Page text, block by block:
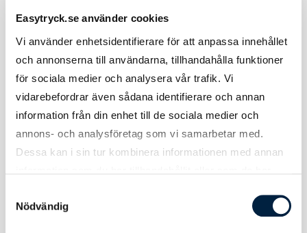
Easytryck.se använder cookies
Vi använder enhetsidentifierare för att anpassa innehållet
och annonserna till användarna, tillhandahålla funktioner
för sociala medier och analysera vår trafik. Vi
vidarebefordrar även sådana identifierare och annan
information från din enhet till de sociala medier och
annons- och analysföretag som vi samarbetar med.
Dessa kan i sin tur kombinera informationen med annan
Nödvändig
Tryck
Tryckmetod(er) Transfer